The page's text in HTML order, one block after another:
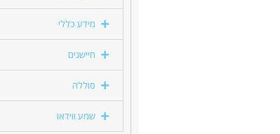
מידע כללי
חיישנים
סוללה
שמע ווידאו